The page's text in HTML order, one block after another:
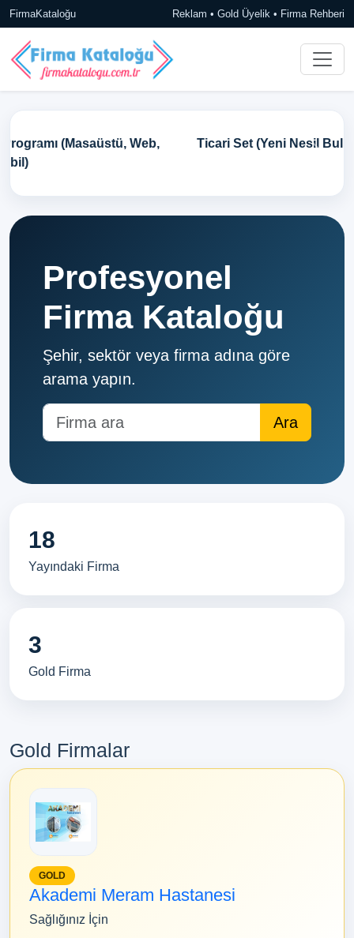
FirmaKataloğu Reklam • Gold Üyelik • Firma Rehberi
Ticari Set (Yeni Nesil Bulut Tabanlı Ön Muhasebe)
Profesyonel
Firma Kataloğu
Şehir, sektör veya firma adına göre
arama yapın.
18
Yayındaki Firma
3
Gold Firma
Gold Firmalar
GOLD
Akademi Meram Hastanesi
Sağlığınız İçin